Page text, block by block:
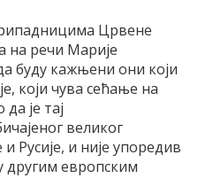
Црвене
на речи Марије
буду кажњени они који
који чува сећање на
је тај
великог
Русије, и није упоредив
другим европским